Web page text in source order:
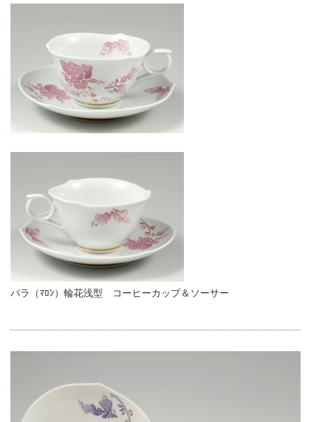
バラ（ﾏﾛﾝ）輪花浅型 コーヒーカップ＆ソーサー